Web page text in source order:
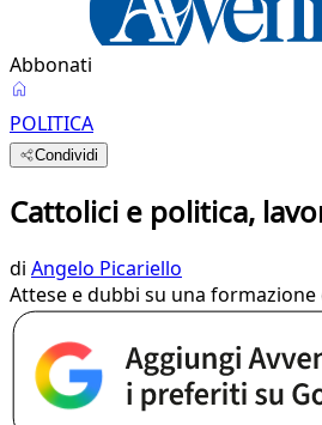
Abbonati
POLITICA
Condividi
Cattolici e politica,
di Angelo Picariello
Attese e dubbi su una